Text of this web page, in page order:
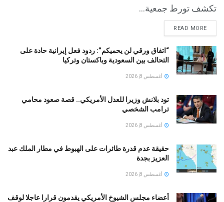
تكشف تورط جمعية...
READ MORE
“اتفاق ورقي لن يحميكم”: ردود فعل إيرانية حادة على
التحالف بين السعودية وباكستان وتركيا
أغسطس 8, 2026
تود بلانش وزيرا للعدل الأمريكي.. قصة صعود محامي
ترامب الشخصي
أغسطس 8, 2026
حقيقة عدم قدرة طائرات على الهبوط في مطار الملك عبد
العزيز بجدة
أغسطس 8, 2026
أعضاء مجلس الشيوخ الأمريكي يقدمون قرارا عاجلا لوقف